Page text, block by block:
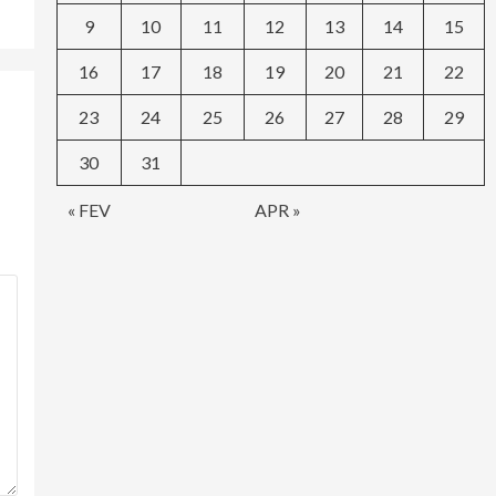
« FEV APR »
9 10 11 12 13 14 15
16 17 18 19 20 21 22
23 24 25 26 27 28 29
30 31